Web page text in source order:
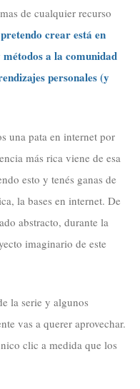
de cualquier recurso
crear está en
a la comunidad
personales (y
una pata en internet por
más rica viene de esa
esto y tenés ganas de
la bases en internet. De
abstracto, durante la
imaginario de este
la serie y algunos
vas a querer aprovechar.
clic a medida que los